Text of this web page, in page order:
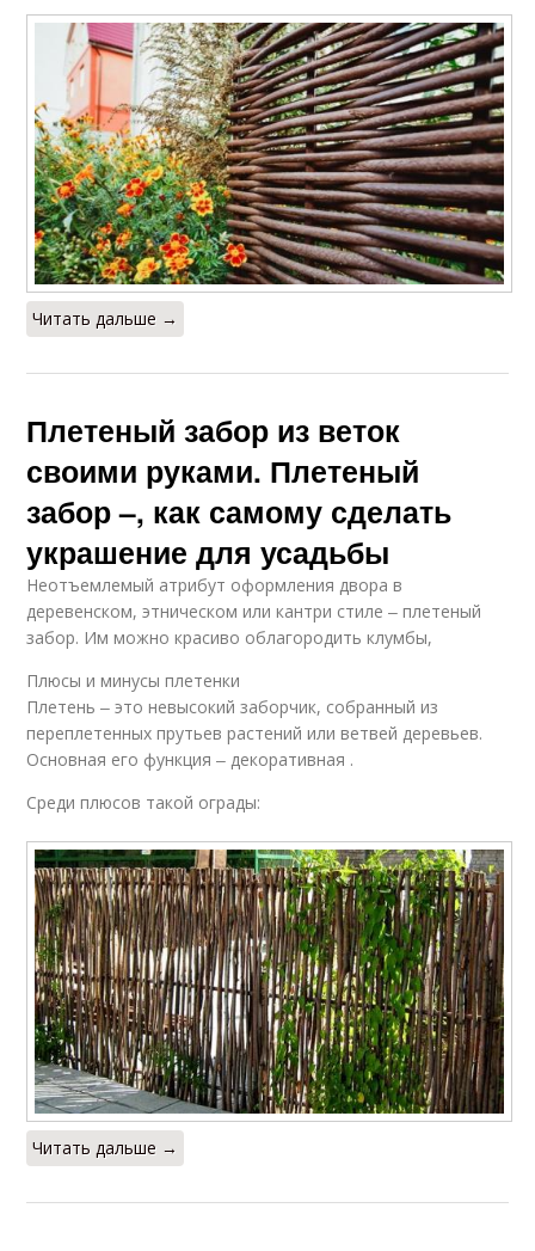
Читать дальше →
Плетеный забор из веток
своими руками. Плетеный
забор –, как самому сделать
украшение для усадьбы
Неотъемлемый атрибут оформления двора в
деревенском, этническом или кантри стиле ‒ плетеный
забор. Им можно красиво облагородить клумбы,
Плюсы и минусы плетенки
Плетень ‒ это невысокий заборчик, собранный из
переплетенных прутьев растений или ветвей деревьев.
Основная его функция ‒ декоративная .
Среди плюсов такой ограды:
Читать дальше →